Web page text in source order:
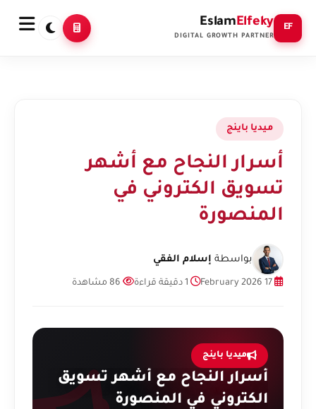
EF
EslamElfeky
DIGITAL GROWTH PARTNER
ميديا باينج
أسرار النجاح مع أشهر
تسويق الكتروني في
المنصورة
بواسطة إسلام الفقي
ميديا باينج
أسرار النجاح مع أشهر تسويق
الكتروني في المنصورة